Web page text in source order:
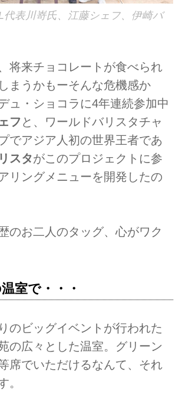
代表川嵜氏、江藤シェフ、伊崎バ
将来チョコレートが食べられ
まうかもーそんな危機感か
ュ・ショコラに4年連続参加中
フと、ワールドバリスタチャ
でアジア人初の世界王者であ
スタがこのプロジェクトに参
リングメニューを開発したの
のお二人のタッグ、心がワク
室で・・・
のビッグイベントが行われた
の広々とした温室。グリーン
席でいただけるなんて、それ
。